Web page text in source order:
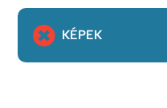
KÉPEK